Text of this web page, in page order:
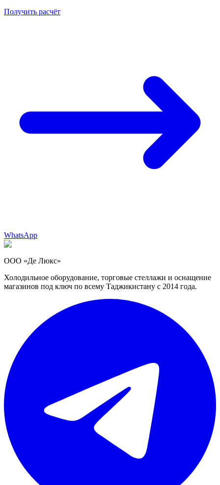
Получить расчёт
WhatsApp
ООО «Де Люкс»
Холодильное оборудование, торговые стеллажи и оснащение
магазинов под ключ по всему Таджикистану с 2014 года.